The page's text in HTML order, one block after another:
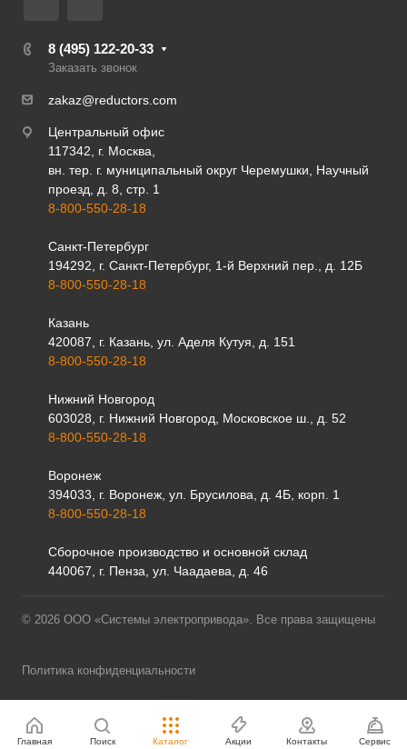
8 (495) 122-20-33
Заказать звонок
zakaz@reductors.com
Центральный офис
117342, г. Москва,
вн. тер. г. муниципальный округ Черемушки, Научный
проезд, д. 8, стр. 1
8-800-550-28-18
Санкт-Петербург
194292, г. Санкт-Петербург, 1-й Верхний пер., д. 12Б
8-800-550-28-18
Казань
420087, г. Казань, ул. Аделя Кутуя, д. 151
8-800-550-28-18
Нижний Новгород
603028, г. Нижний Новгород, Московское ш., д. 52
8-800-550-28-18
Воронеж
394033, г. Воронеж, ул. Брусилова, д. 4Б, корп. 1
8-800-550-28-18
Сборочное производство и основной склад
440067, г. Пенза, ул. Чаадаева, д. 46
© 2026 ООО «Системы электропривода». Все права защищены
Политика конфиденциальности
Главная Поиск Каталог Акции Контакты Сервис